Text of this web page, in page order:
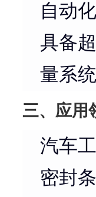
自动
具备
量系
三、应用
汽车
密封